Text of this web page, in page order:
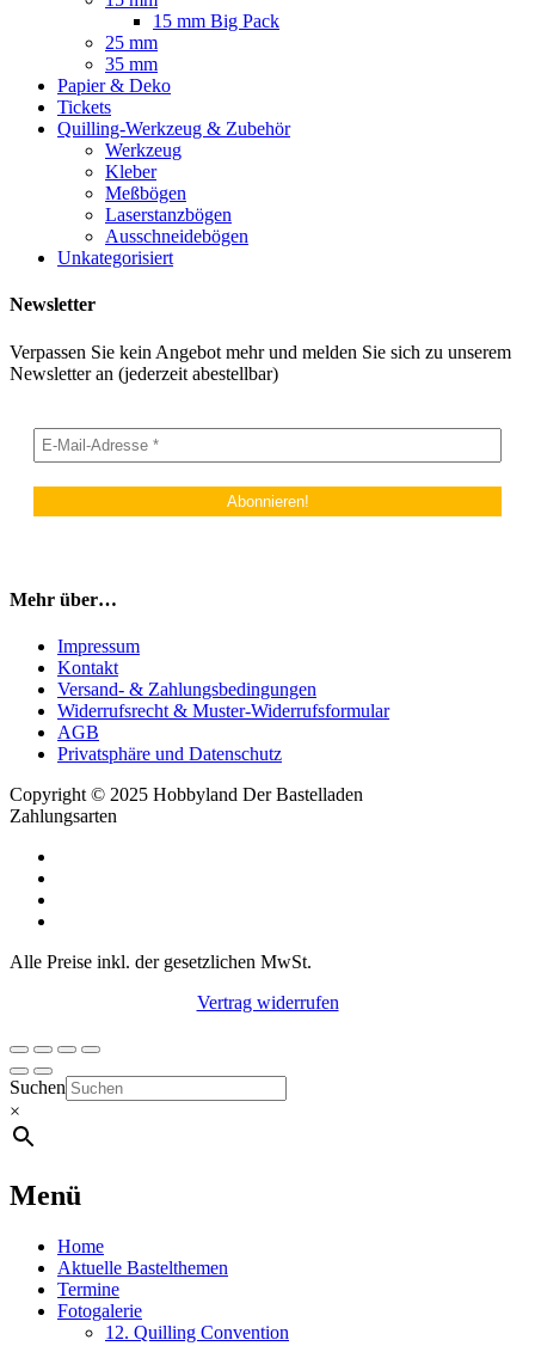
15 mm Big Pack
25 mm
35 mm
Papier & Deko
Tickets
Quilling-Werkzeug & Zubehör
Werkzeug
Kleber
Meßbögen
Laserstanzbögen
Ausschneidebögen
Unkategorisiert
Newsletter
Verpassen Sie kein Angebot mehr und melden Sie sich zu unserem
Newsletter an (jederzeit abestellbar)
Mehr über…
Impressum
Kontakt
Versand- & Zahlungsbedingungen
Widerrufsrecht & Muster-Widerrufsformular
AGB
Privatsphäre und Datenschutz
Copyright © 2025 Hobbyland Der Bastelladen
Zahlungsarten
Alle Preise inkl. der gesetzlichen MwSt.
Vertrag widerrufen
Suchen
×
Menü
Home
Aktuelle Bastelthemen
Termine
Fotogalerie
12. Quilling Convention